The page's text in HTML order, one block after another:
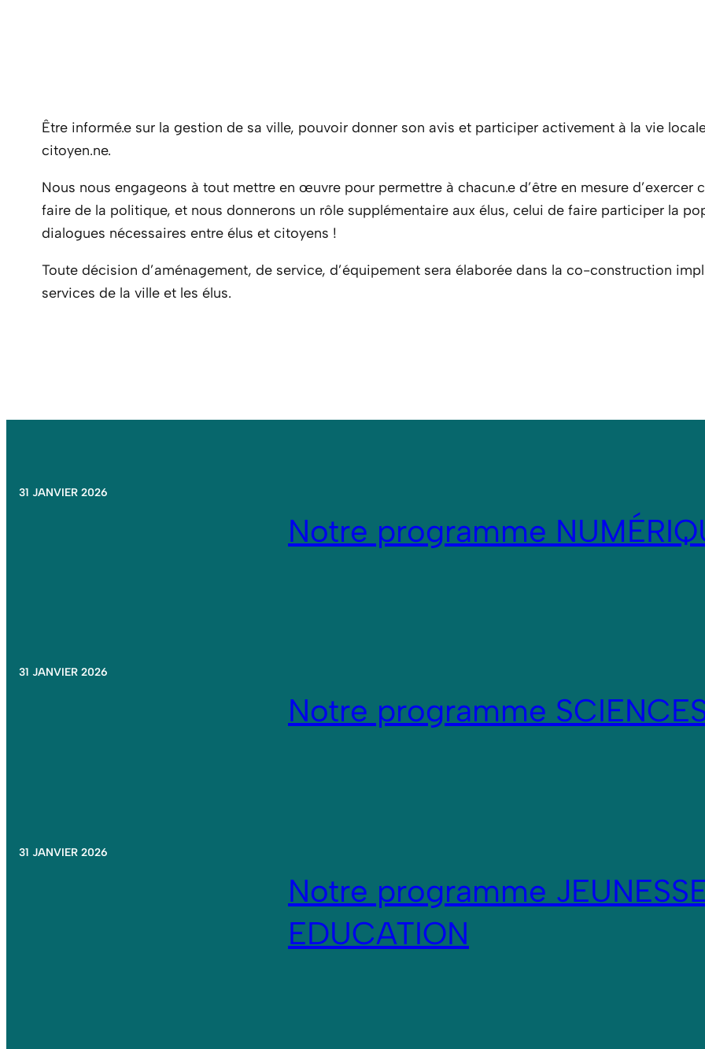
Être informé.e sur la gestion de sa ville, pouvoir donner son avis et participer activement à la vie
citoyen.ne.
Nous nous engageons à tout mettre en œuvre pour permettre à chacun.e d’être en mesure
faire de la politique, et nous donnerons un rôle supplémentaire aux élus, celui de faire participer la
dialogues nécessaires entre élus et citoyens !
Toute décision d’aménagement, de service, d’équipement sera élaborée dans la co-construction
services de la ville et les élus.
31 JANVIER 2026
Notre programme
31 JANVIER 2026
Notre programme
31 JANVIER 2026
Notre programme
EDUCATION